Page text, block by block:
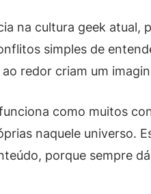
na cultura geek
simples de
redor criam um
como muitos
naquele universo.
porque sempre